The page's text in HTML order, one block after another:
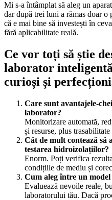
Mi s-a întâmplat să aleg un
dar după trei luni a rămas doar o
că e mai bine să investești în
fără aplicabilitate reală.
Ce vor toți să știe
laborator
curioși și
Care sunt avantajele-
laborator?
Monitorizare automată,
și resurse, plus
Cât de mult contează să
testarea hidroizolațiilor?
Enorm. Poți verifica
condițiile de mediu și
Cum aleg între un
Evaluează nevoile reale,
laboratorului tău. Dacă